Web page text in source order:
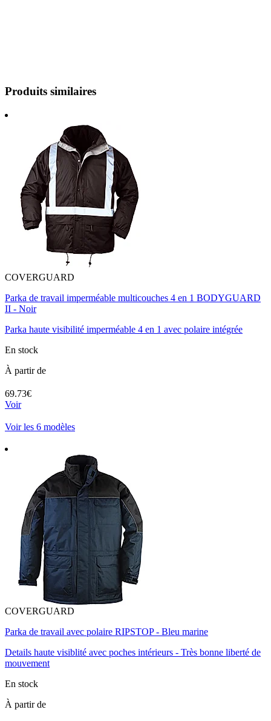
Produits similaires
COVERGUARD
Parka de travail imperméable multicouches 4 en 1 BODYGUARD
II - Noir
Parka haute visibilité imperméable 4 en 1 avec polaire intégrée
En stock
À partir de
69.73€
Voir
Voir les 6 modèles
COVERGUARD
Parka de travail avec polaire RIPSTOP - Bleu marine
Details haute visiblité avec poches intérieurs - Très bonne liberté de
mouvement
En stock
À partir de